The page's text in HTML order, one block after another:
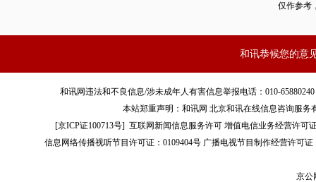
仅作参考
和讯恭候您的意
和讯网违法和不良信息/涉未成年人有害信息举报电话：010-
本站郑重声明：和讯网 北京和讯在线信息咨询服
[京ICP证100713号]互联网新闻信息服务许可 增值电信业务经营许可
信息网络传播视听节目许可证：0109404号 广播电视节目制作经营许可证
京公